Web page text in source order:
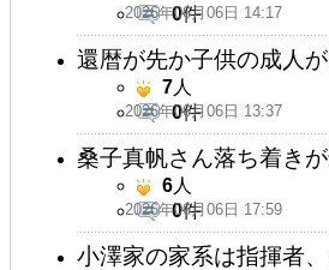
2026年06月06日 14:17
0件
還暦が先か子供の成人
2026年06月06日 13:37
7人
0件
桑子真帆さん落ち着き
2026年06月06日 17:59
6人
0件
小澤家の家系は指揮者